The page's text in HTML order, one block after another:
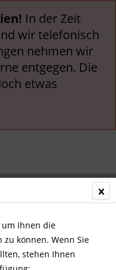
In der Zeit
wir telefonisch
nehmen wir
entgegen. Die
etwas
Verbände
um Ihnen die
können. Wenn Sie
stehen Ihnen